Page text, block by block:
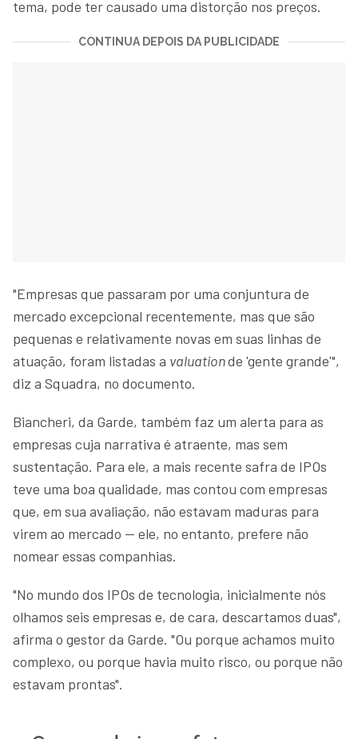
tema, pode ter causado uma distorção nos preços.
CONTINUA DEPOIS DA PUBLICIDADE
"Empresas que passaram por uma conjuntura de
mercado excepcional recentemente, mas que são
pequenas e relativamente novas em suas linhas de
atuação, foram listadas a valuationde 'gente grande'",
diz a Squadra, no documento.
Biancheri, da Garde, também faz um alerta para as
empresas cuja narrativa é atraente, mas sem
sustentação. Para ele, a mais recente safra de IPOs
teve uma boa qualidade, mas contou com empresas
que, em sua avaliação, não estavam maduras para
virem ao mercado — ele, no entanto, prefere não
nomear essas companhias.
"No mundo dos IPOs de tecnologia, inicialmente nós
olhamos seis empresas e, de cara, descartamos duas",
afirma o gestor da Garde. "Ou porque achamos muito
complexo, ou porque havia muito risco, ou porque não
estavam prontas".